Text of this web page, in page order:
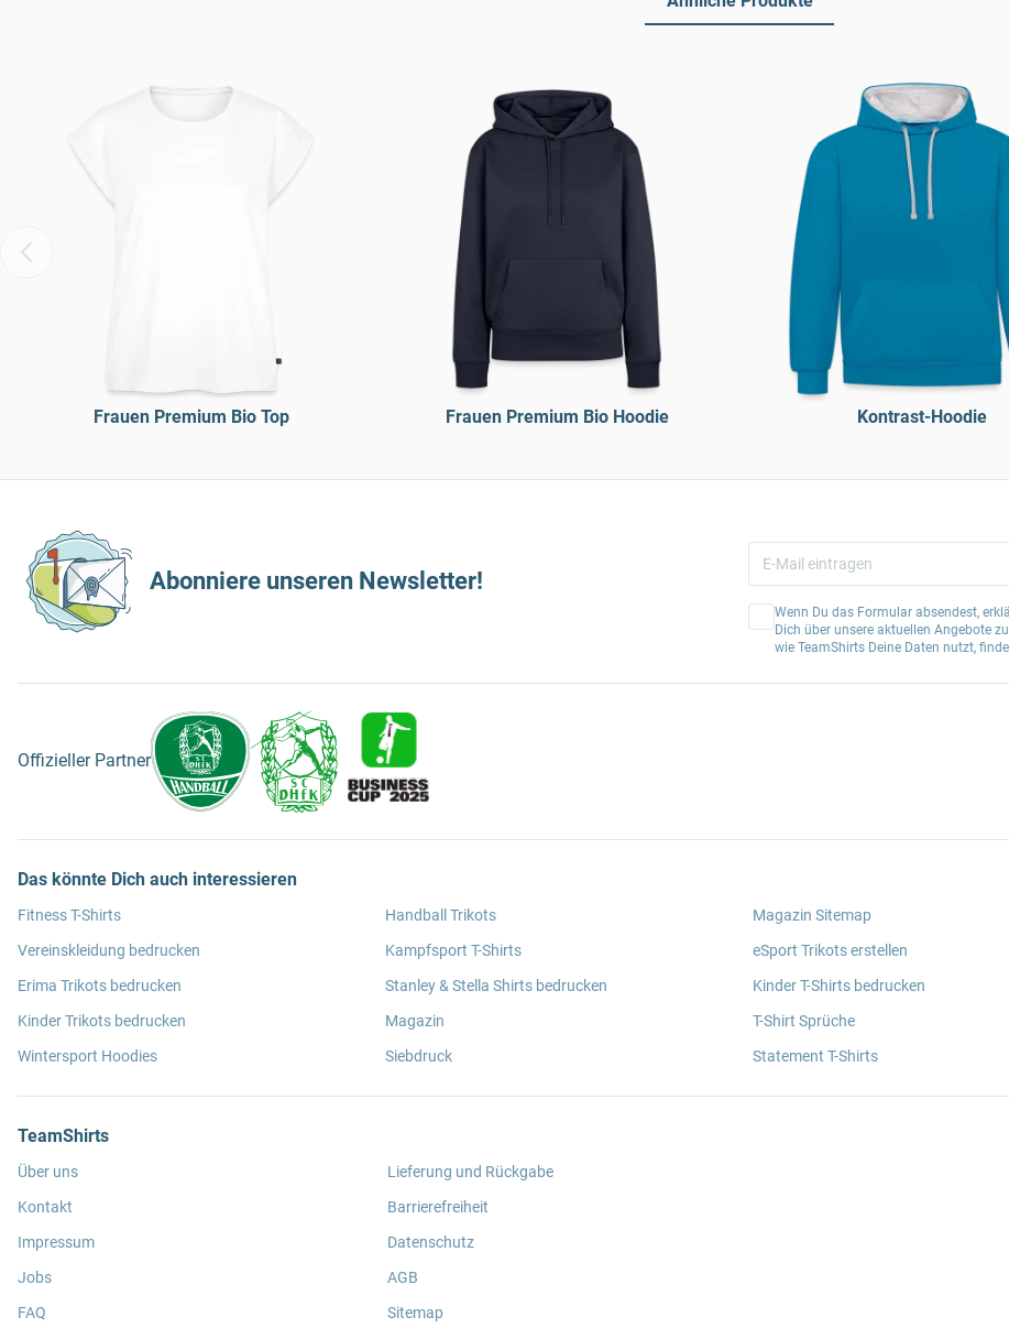
Frauen Premium Bio Top Frauen Premium Bio Hoodie Kontrast-Hoodie
Abonniere unseren Newsletter!
Wenn Du das Formular absendest,
Dich über unsere aktuellen Angebote
wie TeamShirts Deine Daten nutzt,
Offizieller Partner
Das könnte Dich auch interessieren
Fitness T-Shirts
Vereinskleidung bedrucken
Erima Trikots bedrucken
Kinder Trikots bedrucken
Wintersport Hoodies
Handball Trikots
Kampfsport T-Shirts
Stanley & Stella Shirts bedrucken
Magazin
Siebdruck
Magazin Sitemap
eSport Trikots erstellen
Kinder T-Shirts bedrucken
T-Shirt Sprüche
Statement T-Shirts
TeamShirts
Über uns
Kontakt
Impressum
Jobs
FAQ
Lieferung und Rückgabe
Barrierefreiheit
Datenschutz
AGB
Sitemap